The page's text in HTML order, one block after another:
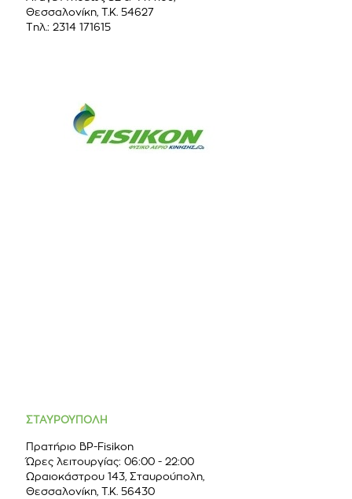
Θεσσαλονίκη, Τ.Κ. 54627
Τηλ.: 2314 171615
ΣΤΑΥΡΟΥΠΟΛΗ
Πρατήριο BP-Fisikon
Ώρες λειτουργίας: 06:00 - 22:00
Ωραιοκάστρου 143, Σταυρούπολη,
Θεσσαλονίκη, Τ.Κ. 56430